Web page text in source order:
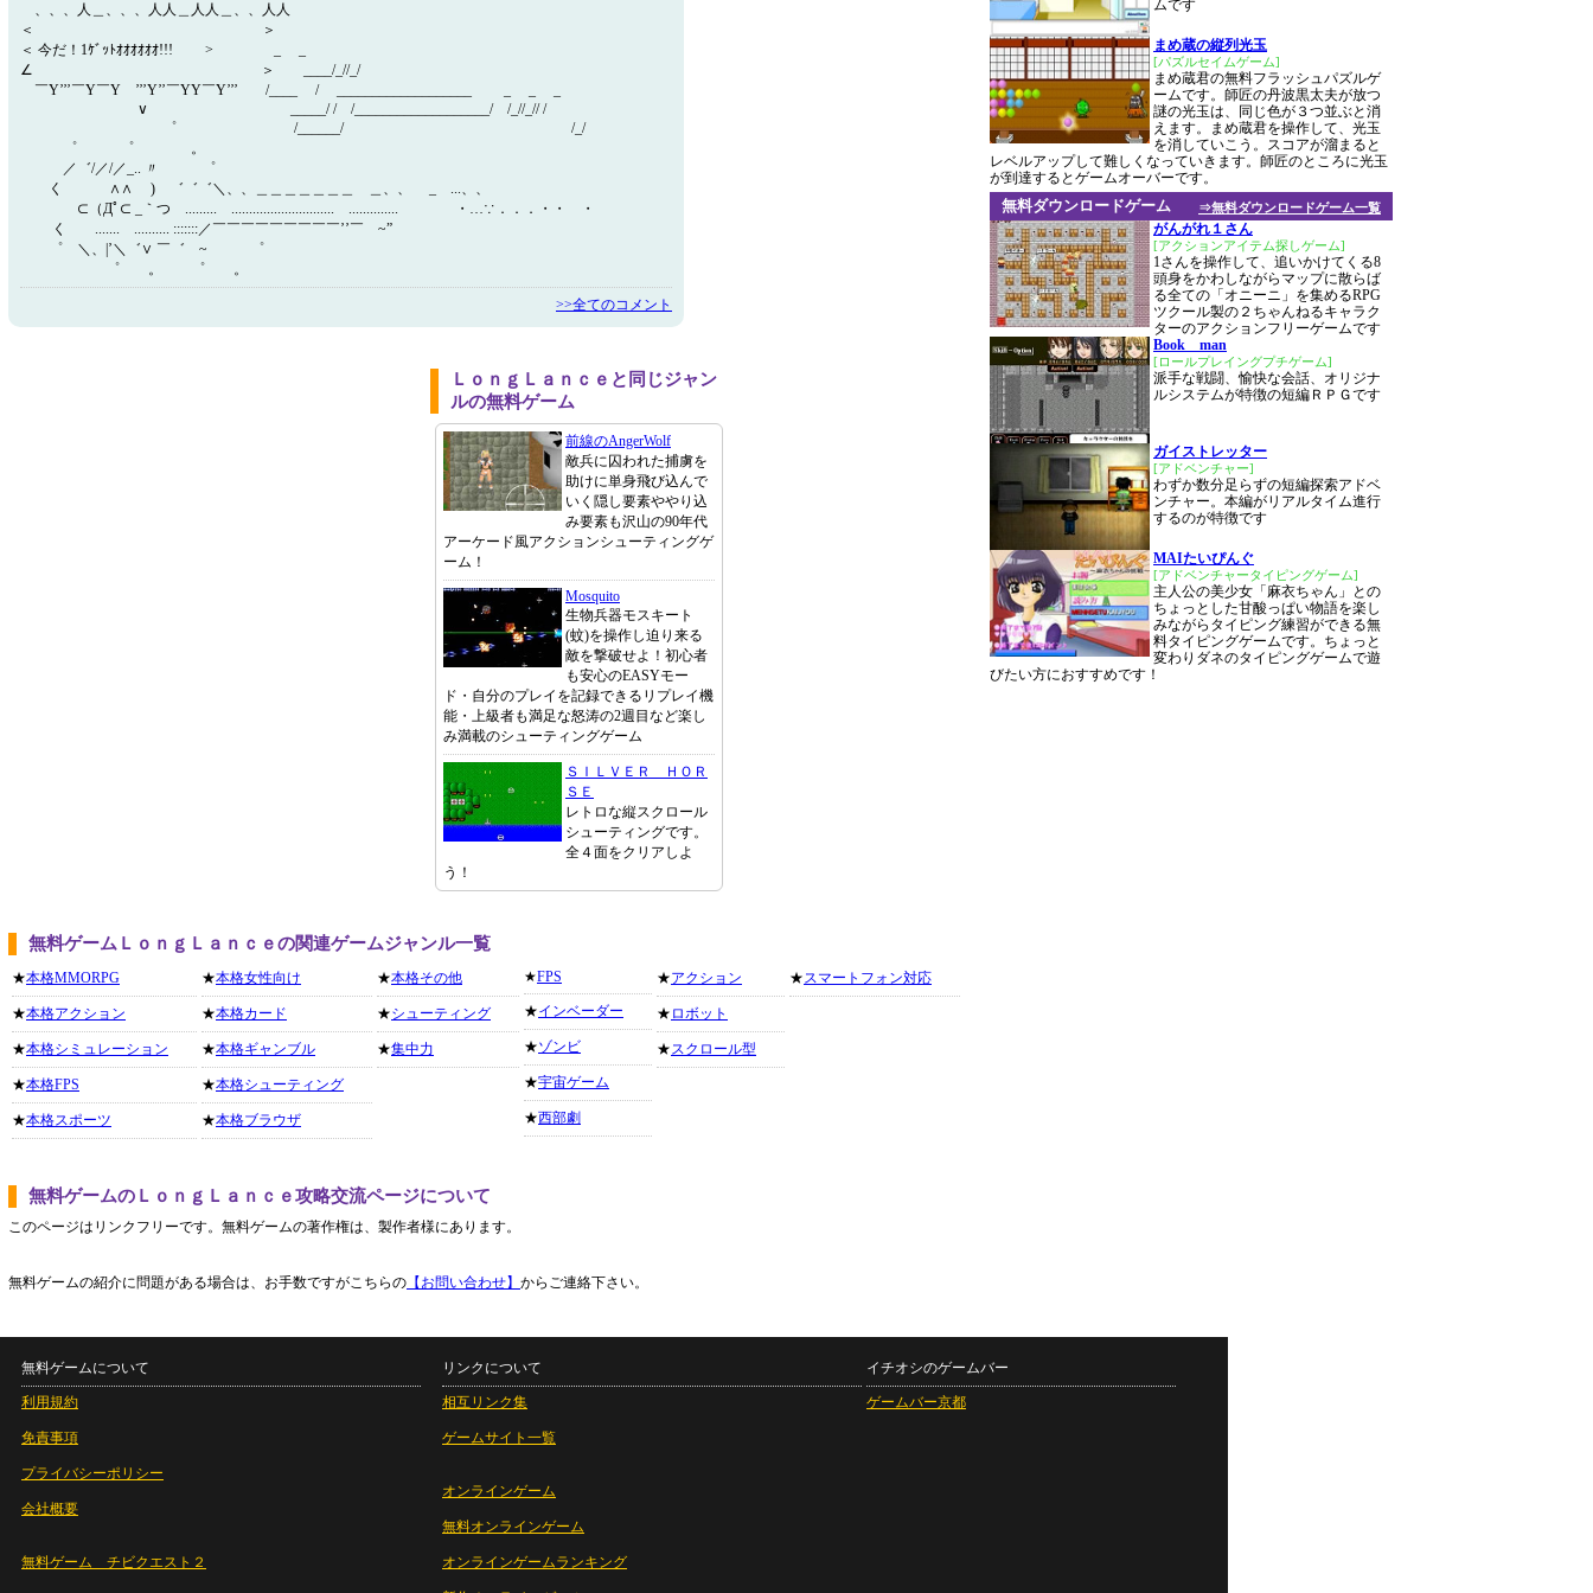
、、、人＿、、、人人＿人人＿、、人人
＜ ＞
＜ 今だ！1ｹﾞｯﾄｵｵｵｵｵｵ!!! > _ _
∠ ＞ ____/_//_/
￣Y’’’￣Y￣Y ’’’Y’’￣YY￣Y’’’ /____ / ___________________ _ _ _
∨ _____/ / /___________________/ /_//_// /
゜ /______/ /_/
゜ ゜ 。
／゛/／/／_.. 〃 ゜
く ∧∧ ) ゛゛゛＼、、＿＿＿＿＿＿＿ ＿、、 _ ...、、
ゝ⊂（Дﾟ⊂ _｀つ ......... ............................. .............. ・…∵．．．・・ ・
く ....... .......... :::::::／￣￣￣￣￣￣￣￣￣’’￣ ~”
゜ ＼、|’＼゛∨ ￣゛ ~ ゜
゜ 。 ゜ 。
>>全てのコメント
ＬｏｎｇＬａｎｃｅと同じジャン
ルの無料ゲーム
前線のAngerWolf
敵兵に囚われた捕虜を
助けに単身飛び込んで
いく隠し要素ややり込
み要素も沢山の90年代
アーケード風アクションシューティングゲ
ーム！
Mosquito
生物兵器モスキート
(蚊)を操作し迫り来る
敵を撃破せよ！初心者
も安心のEASYモー
ド・自分のプレイを記録できるリプレイ機
能・上級者も満足な怒涛の2週目など楽し
み満載のシューティングゲーム
ＳＩＬＶＥＲ ＨＯＲ
ＳＥ
レトロな縦スクロール
シューティングです。
全４面をクリアしよ
う！
無料ゲームＬｏｎｇＬａｎｃｅの関連ゲームジャンル一覧
★本格MMORPG
★本格アクション
★本格シミュレーション
★本格FPS
★本格スポーツ
★本格女性向け
★本格カード
★本格ギャンブル
★本格シューティング
★本格ブラウザ
★本格その他
★シューティング
★集中力
★FPS
★インベーダー
★ゾンビ
★宇宙ゲーム
★西部劇
★アクション
★ ロボット
★スクロール型
★スマートフォン対応
無料ゲームのＬｏｎｇＬａｎｃｅ攻略交流ページについて
このページはリンクフリーです。無料ゲームの著作権は、製作者様にあります。
無料ゲームの紹介に問題がある場合は、お手数ですがこちらの 【お問い合わせ】 からご連絡下さい。
ムです
まめ蔵の縦列光玉
[パズルセイムゲーム]
まめ蔵君の無料フラッシュパズルゲ
ームです。師匠の丹波黒太夫が放つ
謎の光玉は、同じ色が３つ並ぶと消
えます。まめ蔵君を操作して、光玉
を消していこう。スコアが溜まると
レベルアップして難しくなっていきます。師匠のところに光玉
が到達するとゲームオーバーです。
⇒無料ダウンロードゲーム一覧
無料ダウンロードゲーム
がんがれ１さん
[アクションアイテム探しゲーム]
1さんを操作して、追いかけてくる8
頭身をかわしながらマップに散らば
る全ての「オニーニ」を集めるRPG
ツクール製の２ちゃんねるキャラク
ターのアクションフリーゲームです
Book man
[ロールプレイングプチゲーム]
派手な戦闘、愉快な会話、オリジナ
ルシステムが特徴の短編ＲＰＧです
ガイストレッター
[アドベンチャー]
わずか数分足らずの短編探索アドベ
ンチャー。本編がリアルタイム進行
するのが特徴です
MAIたいぴんぐ
[アドベンチャータイピングゲーム]
主人公の美少女「麻衣ちゃん」との
ちょっとした甘酸っぱい物語を楽し
みながらタイピング練習ができる無
料タイピングゲームです。ちょっと
変わりダネのタイピングゲームで遊
びたい方におすすめです！
無料ゲームについて
利用規約
免責事項
プライバシーポリシー
会社概要
無料ゲーム チビクエスト２
リンクについて
相互リンク集
ゲームサイト一覧
オンラインゲーム
無料オンラインゲーム
オンラインゲームランキング
イチオシのゲームバー
ゲームバー京都